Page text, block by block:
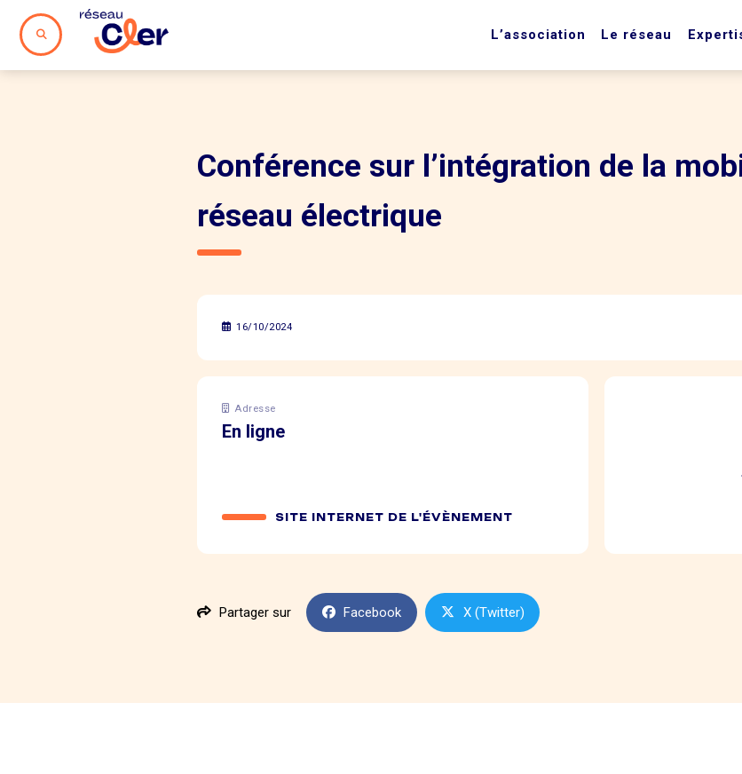
L’association Le réseau
Conférence sur l’intégration de la
réseau électrique
16/10/2024
Adresse
En ligne
SITE INTERNET DE L'ÉVÈNEMENT
Partager sur Facebook X (Twitter)